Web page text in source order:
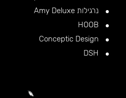
נרגילות Amy Deluxe